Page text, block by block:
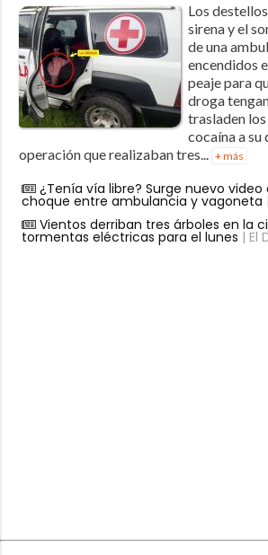
Los
sirena y el
de una
encendidos
peaje para
droga
trasladen
cocaína a su
operación que realizaban tres... + más
¿Tenía vía libre? Surge nuevo
choque entre ambulancia y vagoneta
Vientos derriban tres árboles en la
tormentas eléctricas para el lunes | El